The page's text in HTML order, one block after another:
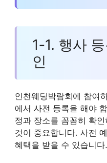
1-1. 행사
인
인천웨딩박람회에 참여
에서 사전 등록을 해야
정과 장소를 꼼꼼히 확
것이 중요합니다. 사전
혜택을 받을 수 있습니다.